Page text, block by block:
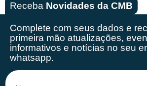
Receba Novidades da CMB
Complete com seus dados e
primeira mão atualizações,
informativos e notícias no seu
whatsapp.